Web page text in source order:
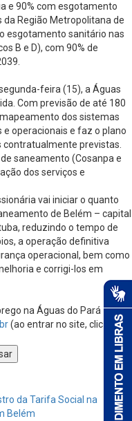
e 90% com esgotamento
da Região Metropolitana de
esgotamento sanitário nas
B e D), com 90% de
feira (15), a Águas
Com previsão de até 180
dos sistemas
operacionais e faz o plano
previstas.
saneamento (Cosanpa e
dos serviços e
vai iniciar o quanto
de Belém – capital
reduzindo o tempo de
a operação definitiva
operacional, bem como
e corrigi-los em
na Águas do Pará
(ao entrar no site, clicar no
da Tarifa Social na
Belém